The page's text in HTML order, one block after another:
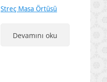
Streç Masa Örtüsü
Devamını oku